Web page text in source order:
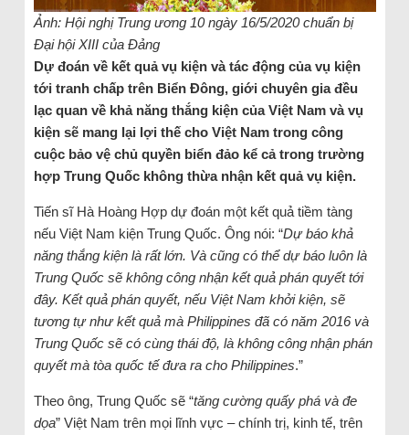
Ảnh: Hội nghị Trung ương 10 ngày 16/5/2020 chuẩn bị
Đại hội XIII của Đảng
Dự đoán về kết quả vụ kiện và tác động của vụ kiện
tới tranh chấp trên Biển Đông, giới chuyên gia đều
lạc quan về khả năng thắng kiện của Việt Nam và vụ
kiện sẽ mang lại lợi thế cho Việt Nam trong công
cuộc bảo vệ chủ quyền biển đảo kể cả trong trường
hợp Trung Quốc không thừa nhận kết quả vụ kiện.
Tiến sĩ Hà Hoàng Hợp dự đoán một kết quả tiềm tàng
nếu Việt Nam kiện Trung Quốc. Ông nói: “Dự báo khả
năng thắng kiện là rất lớn. Và cũng có thể dự báo luôn là
Trung Quốc sẽ không công nhận kết quả phán quyết tới
đây. Kết quả phán quyết, nếu Việt Nam khởi kiện, sẽ
tương tự như kết quả mà Philippines đã có năm 2016 và
Trung Quốc sẽ có cùng thái độ, là không công nhận phán
quyết mà tòa quốc tế đưa ra cho Philippines.”
Theo ông, Trung Quốc sẽ “tăng cường quấy phá và đe
dọa” Việt Nam trên mọi lĩnh vực – chính trị, kinh tế, trên